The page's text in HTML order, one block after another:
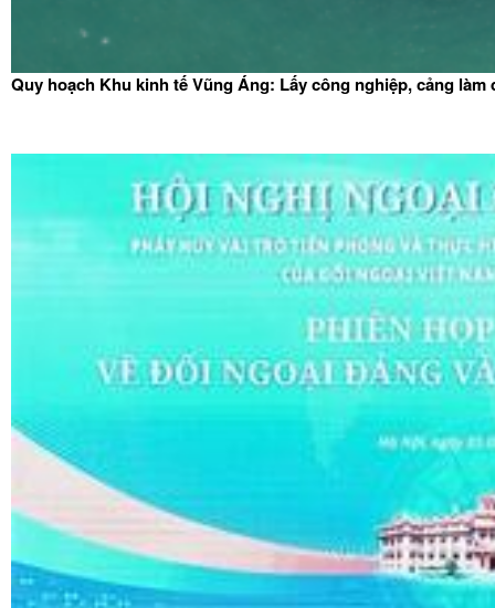
Quy hoạch Khu kinh tế Vũng Áng: Lấy công nghiệp, cảng làm